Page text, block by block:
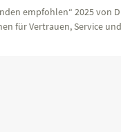
empfohlen“ 2025 von
für Vertrauen, Service